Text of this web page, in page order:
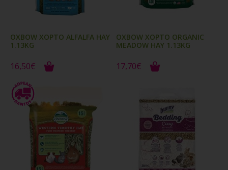
OXBOW ΧΟΡΤΟ ALFALFA HAY
1.13KG
16,50€
OXBOW ΧΟΡΤΟ ORGANIC
MEADOW HAY 1.13KG
17,70€